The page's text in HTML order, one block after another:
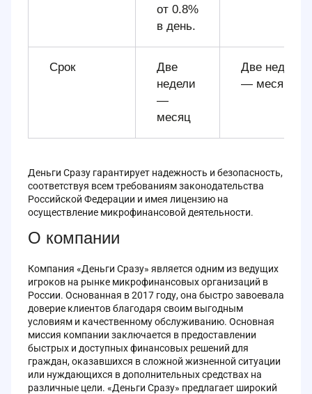
от 0.8%
в день.
Срок
Две
недели
—
месяц
Две недели
— месяц
Деньги Сразу гарантирует надежность и безопасность,
соответствуя всем требованиям законодательства
Российской Федерации и имея лицензию на
осуществление микрофинансовой деятельности.
О компании
Компания «Деньги Сразу» является одним из ведущих
игроков на рынке микрофинансовых организаций в
России. Основанная в 2017 году, она быстро завоевала
доверие клиентов благодаря своим выгодным
условиям и качественному обслуживанию. Основная
миссия компании заключается в предоставлении
быстрых и доступных финансовых решений для
граждан, оказавшихся в сложной жизненной ситуации
или нуждающихся в дополнительных средствах на
различные цели. «Деньги Сразу» предлагает широкий